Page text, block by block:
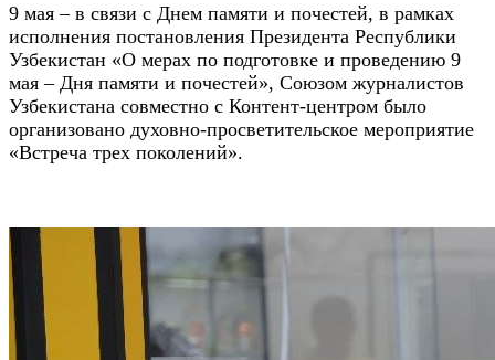
9 мая – в связи с Днем памяти и почестей, в рамках
исполнения постановления Президента Республики
Узбекистан «О мерах по подготовке и проведению 9
мая – Дня памяти и почестей», Союзом журналистов
Узбекистана совместно с Контент-центром было
организовано духовно-просветительское мероприятие
«Встреча трех поколений».